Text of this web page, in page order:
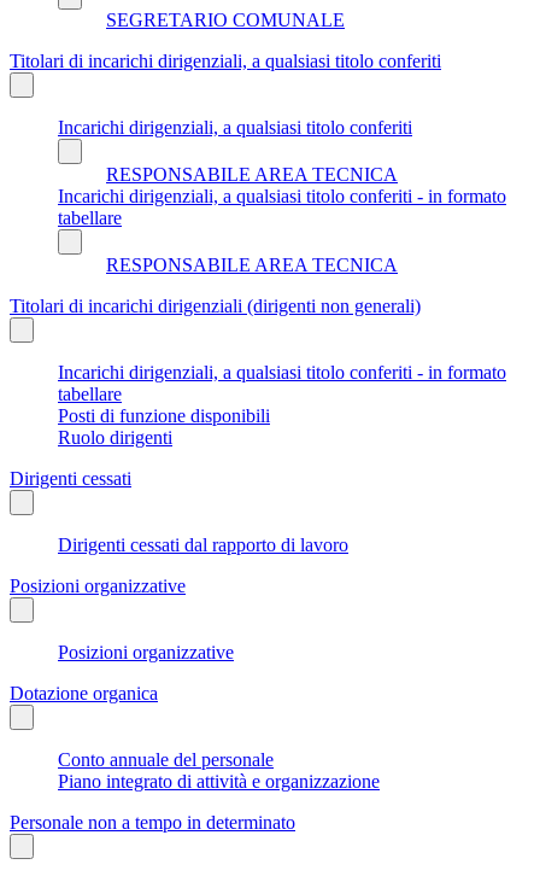
SEGRETARIO COMUNALE
Titolari di incarichi dirigenziali, a qualsiasi titolo conferiti
Incarichi dirigenziali, a qualsiasi titolo conferiti
RESPONSABILE AREA TECNICA
Incarichi dirigenziali, a qualsiasi titolo conferiti - in formato
tabellare
RESPONSABILE AREA TECNICA
Titolari di incarichi dirigenziali (dirigenti non generali)
Incarichi dirigenziali, a qualsiasi titolo conferiti - in formato
tabellare
Posti di funzione disponibili
Ruolo dirigenti
Dirigenti cessati
Dirigenti cessati dal rapporto di lavoro
Posizioni organizzative
Posizioni organizzative
Dotazione organica
Conto annuale del personale
Piano integrato di attività e organizzazione
Personale non a tempo in determinato